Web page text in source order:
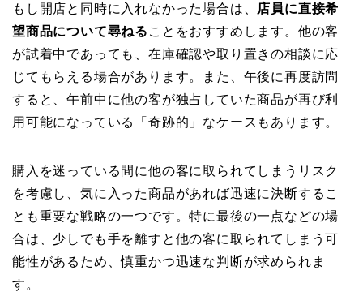
もし開店と同時に入れなかった場合は、 店員に直接希
望商品について尋ねる ことをおすすめします。他の客
が試着中であっても、在庫確認や取り置きの相談に応
じてもらえる場合があります。また、午後に再度訪問
すると、午前中に他の客が独占していた商品が再び利
用可能になっている「奇跡的」なケースもあります。
購入を迷っている間に他の客に取られてしまうリスク
を考慮し、気に入った商品があれば迅速に決断するこ
とも重要な戦略の一つです。特に最後の一点などの場
合は、少しでも手を離すと他の客に取られてしまう可
能性があるため、慎重かつ迅速な判断が求められま
す。